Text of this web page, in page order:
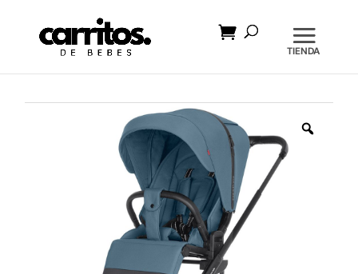
productos